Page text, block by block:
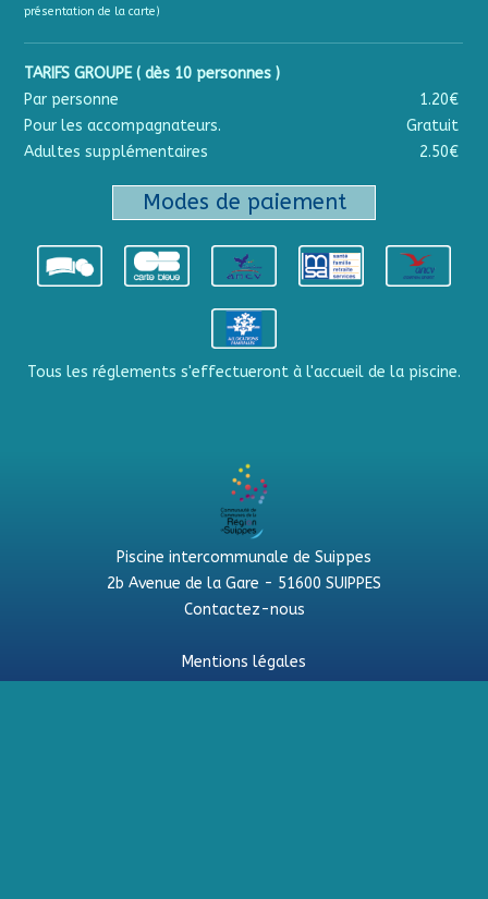
présentation de la carte)
TARIFS GROUPE ( dès 10 personnes )
Par personne
1.20€
Pour les accompagnateurs.
Gratuit
Adultes supplémentaires
2.50€
Modes de paiement
Tous les réglements s'effectueront à l'accueil de la piscine.
Piscine intercommunale de Suippes
2b Avenue de la Gare - 51600 SUIPPES
Contactez-nous
Mentions légales